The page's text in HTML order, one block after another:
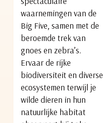
waarnemingen van de
Big Five, samen met de
beroemde trek van
gnoes en zebra’s.
Ervaar de rijke
biodiversiteit en diverse
ecosystemen terwijl je
wilde dieren in hun
natuurlijke habitat